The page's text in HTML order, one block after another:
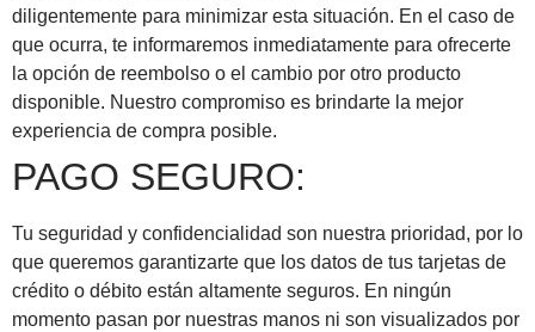
diligentemente para minimizar esta situación. En el caso de
que ocurra, te informaremos inmediatamente para ofrecerte
la opción de reembolso o el cambio por otro producto
disponible. Nuestro compromiso es brindarte la mejor
experiencia de compra posible.
PAGO SEGURO:
Tu seguridad y confidencialidad son nuestra prioridad, por lo
que queremos garantizarte que los datos de tus tarjetas de
crédito o débito están altamente seguros. En ningún
momento pasan por nuestras manos ni son visualizados por